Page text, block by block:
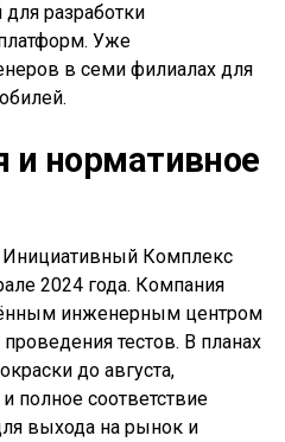
разработки
Уже
в семи филиалах для
и нормативное
Комплекс
2024 года. Компания
инженерным центром
тестов. В планах
до августа,
полное соответствие
выхода на рынок и